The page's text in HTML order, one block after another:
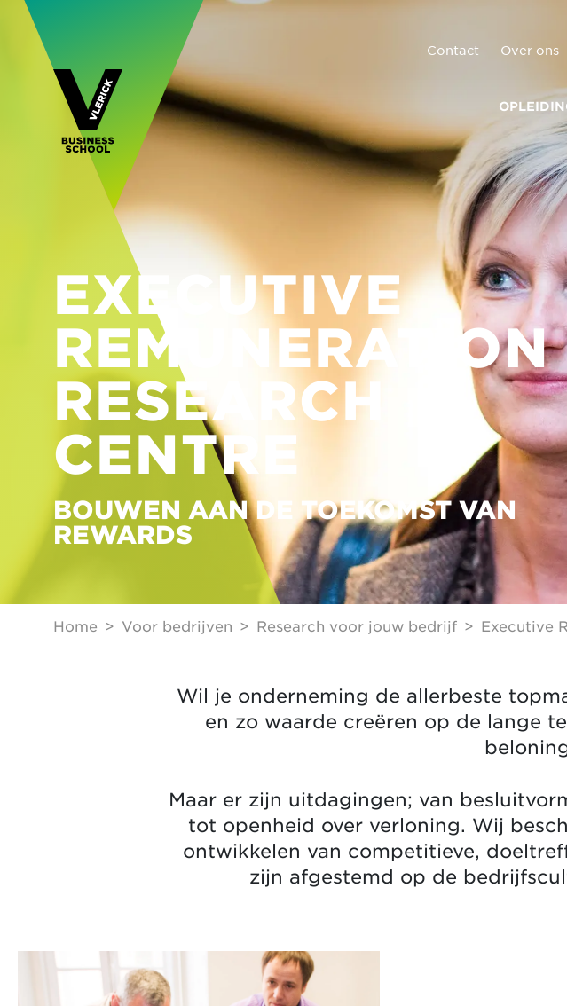
Contact Over ons
EXECUTIVE
REMUNERATION
RESEARCH
CENTRE
BOUWEN AAN DE TOEKOMST VAN
REWARDS
Home Voor bedrijven Research voor jouw bedrijf Executive
Wil je onderneming de allerbeste
en zo waarde creëren op de lange
Maar er zijn uitdagingen; van
tot openheid over verloning. Wij
ontwikkelen van competitieve,
zijn afgestemd op de